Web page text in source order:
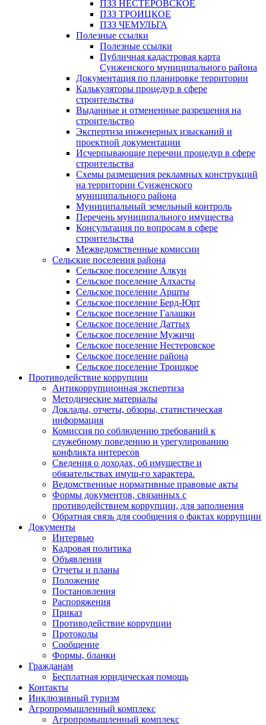
ПЗЗ НЕСТЕРОВСКОЕ
ПЗЗ ТРОИЦКОЕ
ПЗЗ ЧЕМУЛЬГА
Полезные ссылки
Полезные ссылки
Публичная кадастровая карта
Сунженского муниципального района
Документация по планировке территории
Калькуляторы процедур в сфере
строительства
Выданные и отмененные разрешения на
строительство
Экспертиза инженерных изысканий и
проектной документации
Исчерпывающие перечни процедур в сфере
строительства
Схемы размещения рекламных конструкций
на территории Сунженского
муниципального района
Муниципальный земельный контроль
Перечень муниципального имущества
Консультация по вопросам в сфере
строительства
Межведомственные комиссии
Сельские поселения района
Сельское поселение Алкун
Сельское поселение Алхасты
Сельское поселение Аршты
Сельское поселение Берд-Юрт
Сельское поселение Галашки
Сельское поселение Даттых
Сельское поселение Мужичи
Сельское поселение Нестеровское
Сельское поселение района
Сельское поселение Троицкое
Противодействие коррупции
Антикоррупционная экспертиза
Методические материалы
Доклады, отчеты, обзоры, статистическая
информация
Комиссия по соблюдению требований к
служебному поведению и урегулированию
конфликта интересов
Сведения о доходах, об имуществе и
обязательствах имущ-го характера.
Ведомственные нормативные правовые акты
Формы документов, связанных с
противодействием коррупции, для заполнения
Обратная связь для сообщения о фактах коррупции
Документы
Интервью
Кадровая политика
Объявления
Отчеты и планы
Положение
Постановления
Распоряжения
Приказ
Противодействие коррупции
Протоколы
Сообщение
Формы, бланки
Гражданам
Бесплатная юридическая помощь
Контакты
Инклюзивный туризм
Агропромышленный комплекс
Агропромышленный комплекс